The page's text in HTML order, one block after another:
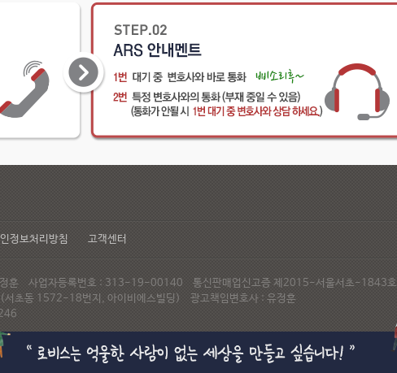
정보처리방침 고객센터
정훈 사업자등록번호 : 313-19-00140 통신판매업신고증 제2015-서울서초-1843호
(서초동 1572-18번지, 아이비에스빌딩) 광고책임변호사 : 유정훈